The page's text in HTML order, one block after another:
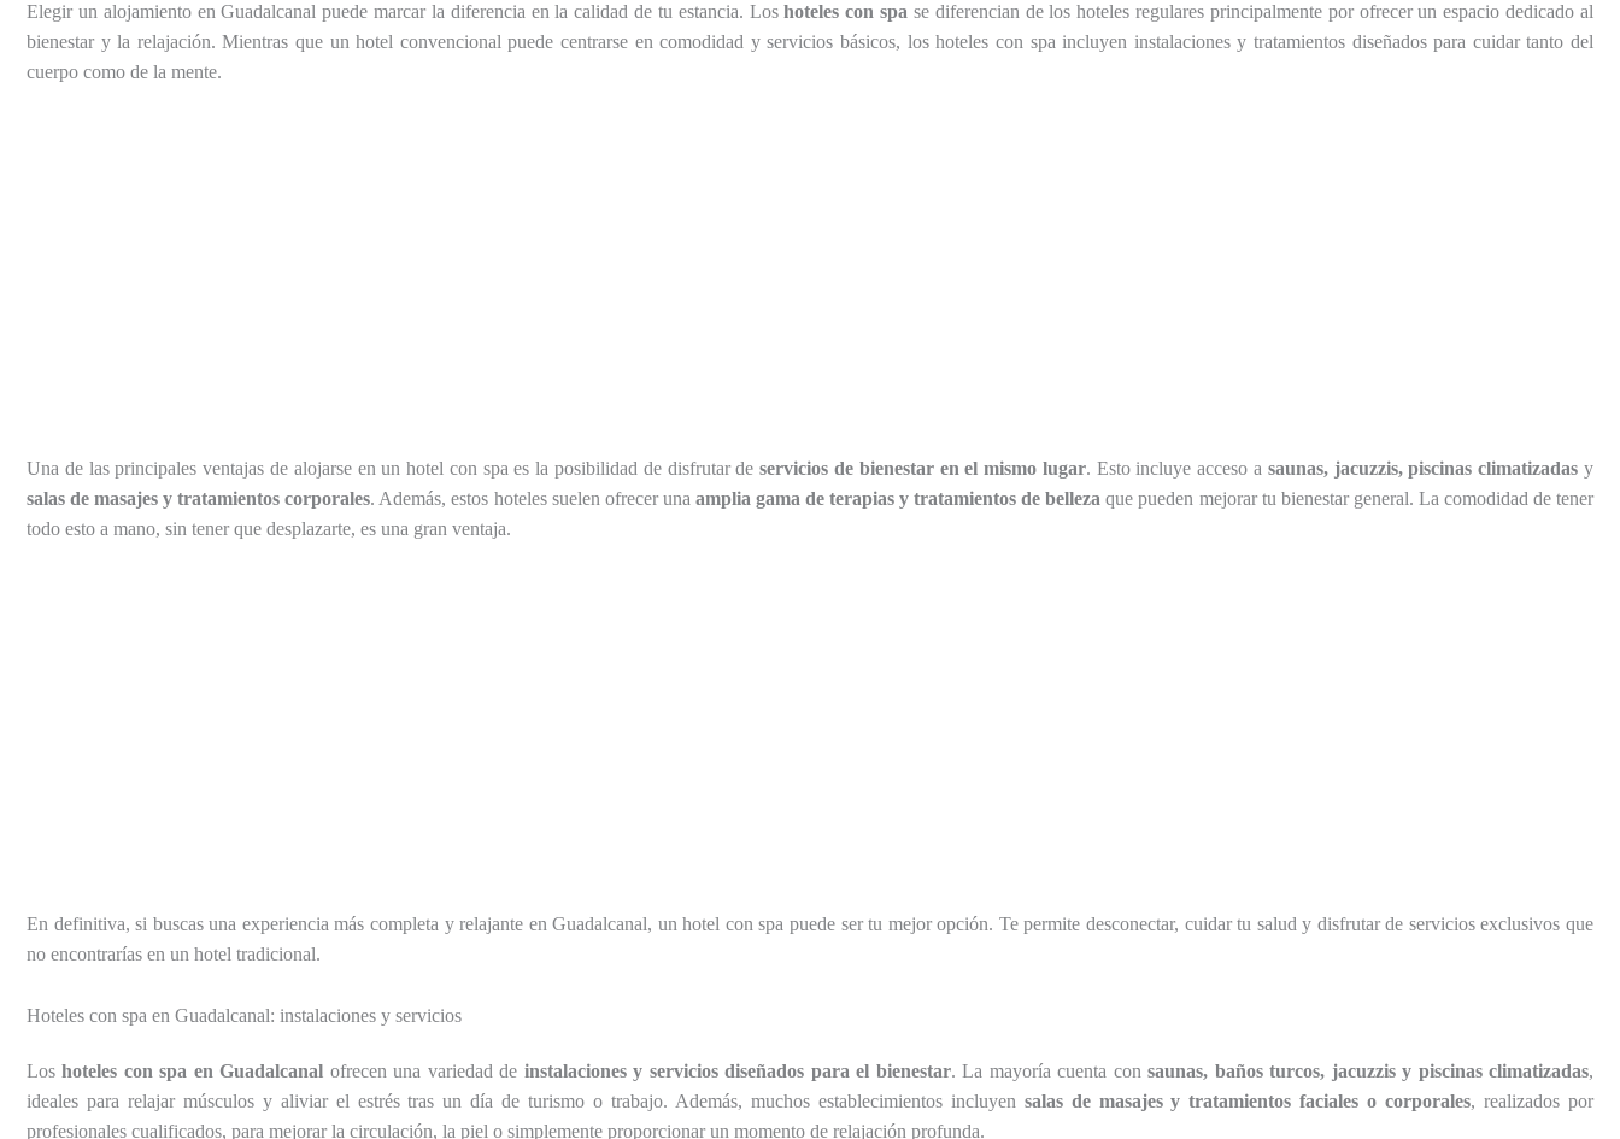
Elegir un alojamiento en Guadalcanal puede marcar la diferencia en la calidad de tu estancia. Loshoteles con spa se diferencian de los hoteles regulares principalmente por ofrecer un espacio dedicado al
bienestar y la relajación. Mientras que un hotel convencional puede centrarse en comodidad y servicios básicos, los hoteles con spa incluyen instalaciones y tratamientos diseñados para cuidar tanto del
cuerpo como de la mente.
Una de las principales ventajas de alojarse en un hotel con spa es la posibilidad de disfrutar deservicios de bienestar en el mismo lugar. Esto incluye acceso a saunas, jacuzzis, piscinas climatizadas y
salas de masajes y tratamientos corporales. Además, estos hoteles suelen ofrecer una amplia gama de terapias y tratamientos de belleza que pueden mejorar tu bienestar general. La comodidad de tener
todo esto a mano, sin tener que desplazarte, es una gran ventaja.
En definitiva, si buscas una experiencia más completa y relajante en Guadalcanal, un hotel con spa puede ser tu mejor opción. Te permite desconectar, cuidar tu salud y disfrutar de servicios exclusivos que
no encontrarías en un hotel tradicional.
Hoteles con spa en Guadalcanal: instalaciones y servicios
Loshoteles con spa en Guadalcanal ofrecen una variedad de instalaciones y servicios diseñados para el bienestar. La mayoría cuenta consaunas, baños turcos, jacuzzis y piscinas climatizadas,
ideales para relajar músculos y aliviar el estrés tras un día de turismo o trabajo. Además, muchos establecimientos incluyen salas de masajes y tratamientos faciales o corporales, realizados por
profesionales cualificados, para mejorar la circulación, la piel o simplemente proporcionar un momento de relajación profunda.